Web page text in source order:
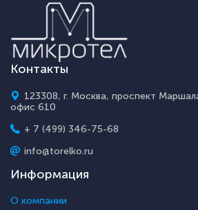
Контакты
123308, г. Москва, проспект
офис 610
+ 7 (499) 346-75-68
info@torelko.ru
Информация
О компании